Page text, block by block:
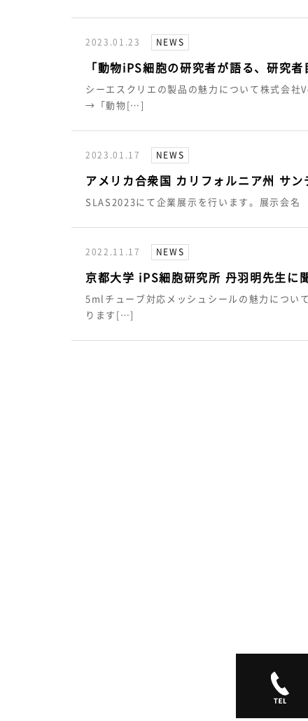
2023.01.23 NEWS
「動物iPS細胞の研究者が語る、研究
シーエスクリエの製品の魅力について株式会
→「動物[…]
2023.01.17 NEWS
アメリカ合衆国 カリフォルニア州 サ
SLAS2023にて企業展示を行います。展示
2022.11.17 NEWS
京都大学 iPS細胞研究所 丹羽明先生に
5mlチューブ対応メッシュシールの魅力につい
ります[…]